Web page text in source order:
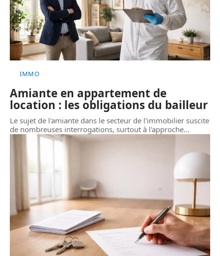
IMMO
Amiante en appartement de
location : les obligations du bailleur
Le sujet de l'amiante dans le secteur de l'immobilier suscite
de nombreuses interrogations, surtout à l'approche…